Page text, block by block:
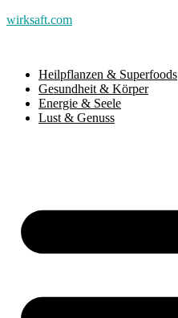
wirksaft.com
Heilpflanzen & Superfoods
Gesundheit & Körper
Energie & Seele
Lust & Genuss